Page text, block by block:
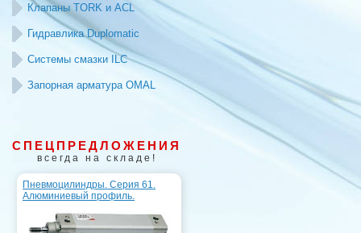
Клапаны TORK и ACL
Гидравлика Duplomatic
Системы смазки ILC
Запорная арматура OMAL
СПЕЦПРЕДЛОЖЕНИЯ
всегда на складе!
Пневмоцилиндры. Серия 61.
Алюминиевый профиль.